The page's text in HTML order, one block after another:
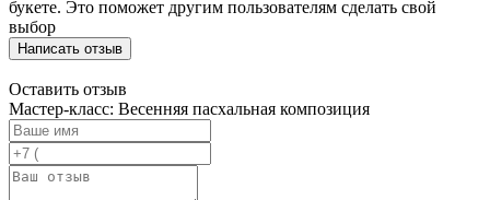
букете. Это поможет другим пользователям сделать свой
выбор
Написать отзыв
Оставить отзыв
Мастер-класс: Весенняя пасхальная композиция